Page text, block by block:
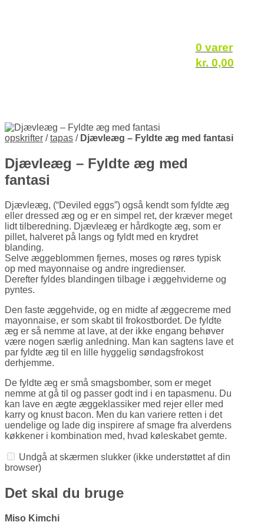
0 varer
kr. 0,00
opskrifter /tapas / Djævleæg – Fyldte æg med fantasi
Djævleæg – Fyldte æg med
fantasi
Djævleæg, (“Deviled eggs”) også kendt som fyldte æg
eller dressed æg og er en simpel ret, der kræver meget
lidt tilberedning. Djævleæg er hårdkogte æg, som er
pillet, halveret på langs og fyldt med en krydret
blanding.
Selve ægge­blommen fjernes, moses og røres typisk
op med mayonnaise og andre ingredienser.
Derefter fyldes blandingen tilbage i æggehviderne og
pyntes.
Den faste æggehvide, og en midte af æggecreme med
mayonnaise, er som skabt til frokost­bordet. De fyldte
æg er så nemme at lave, at der ikke engang behøver
være nogen særlig anledning. Man kan sagtens lave et
par fyldte æg til en lille hyggelig søndagsfrokost
derhjemme.
De fyldte æg er små smags­bomber, som er meget
nemme at gå til og passer godt ind i en tapasmenu. Du
kan lave en ægte ægge­klassiker med rejer eller med
karry og knust bacon. Men du kan variere retten i det
uendelige og lade dig inspirere af smage fra alverdens
køkkener i kombination med, hvad køleskabet gemte.
Undgå at skærmen slukker (ikke understøttet af din
browser)
Det skal du bruge
Miso Kimchi